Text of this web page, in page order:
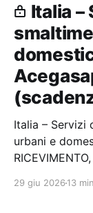
Italia –
Italia – Servizi
urbani e
RIFIUTI CER
29 giu 2026 13